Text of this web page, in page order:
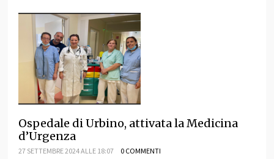
Ospedale di Urbino, attivata la Medicina
d’Urgenza
27 SETTEMBRE 2024 ALLE 18:07 0 COMMENTI